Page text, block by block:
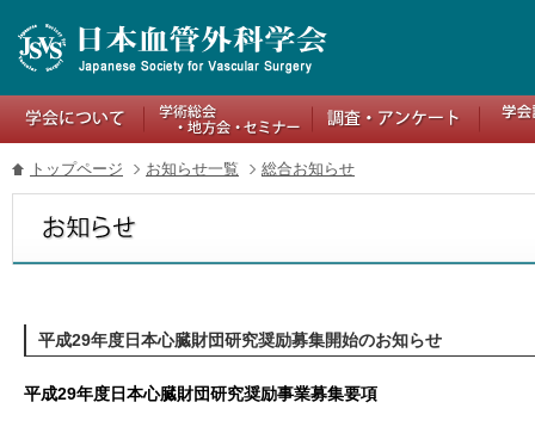
トップページ お知らせ一覧 総合お知らせ
平成29年度日本心臓財団研究奨励募集開始のお知らせ
平成29年度日本心臓財団研究奨励事業募集要項